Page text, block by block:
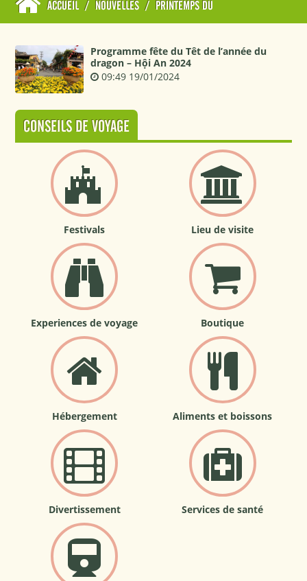
ACCUEIL / NOUVELLES / PRINTEMPS DU
Programme fête du Têt de l’année du
dragon – Hội An 2024
09:49 19/01/2024
CONSEILS DE VOYAGE
Festivals Lieu de visite
Experiences de voyage Boutique
Hébergement Aliments et boissons
Divertissement Services de santé